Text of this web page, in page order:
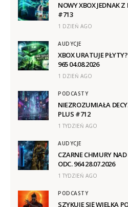
NOWY XBOX JEDNAK
#713
1 DZIEŃ AGO
AUDYCJE
XBOX URATUJE
965 04.08.2026
1 DZIEŃ AGO
PODCASTY
NIEZROZUMIAŁA
PLUS #712
1 TYDZIEŃ AGO
AUDYCJE
CZARNE CHMURY
ODC. 964 28.07.2026
1 TYDZIEŃ AGO
PODCASTY
SZYKUJE SIĘ WIELKA